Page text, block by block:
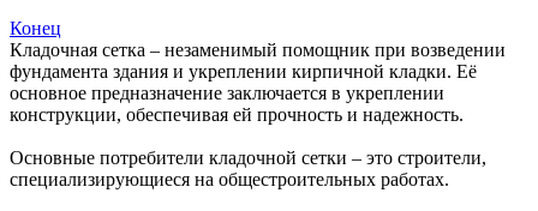
Конец
Кладочная сетка – незаменимый помощник при возведении
фундамента здания и укреплении кирпичной кладки. Её
основное предназначение заключается в укреплении
конструкции, обеспечивая ей прочность и надежность.
Основные потребители кладочной сетки – это строители,
специализирующиеся на общестроительных работах.